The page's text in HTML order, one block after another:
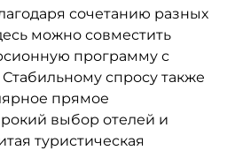
сочетанию разных
можно совместить
программу с
спросу также
прямое
выбор отелей и
туристическая